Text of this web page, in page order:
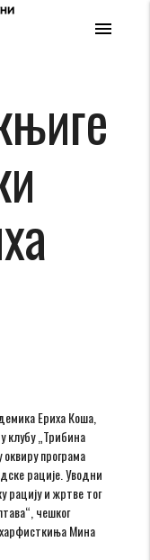
menu
Ериха Коша,
клубу „Трибина
програма
рације. Уводни
рацију и жртве тог
чешког
харфисткиња Мина